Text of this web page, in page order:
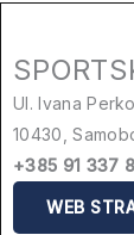
Ul. Ivana
10430,
+385 91 337
WEB